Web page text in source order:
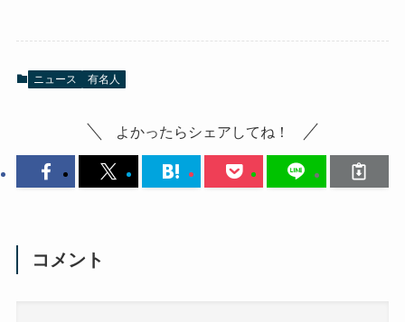
ニュース 有名人
よかったらシェアしてね！
コメント